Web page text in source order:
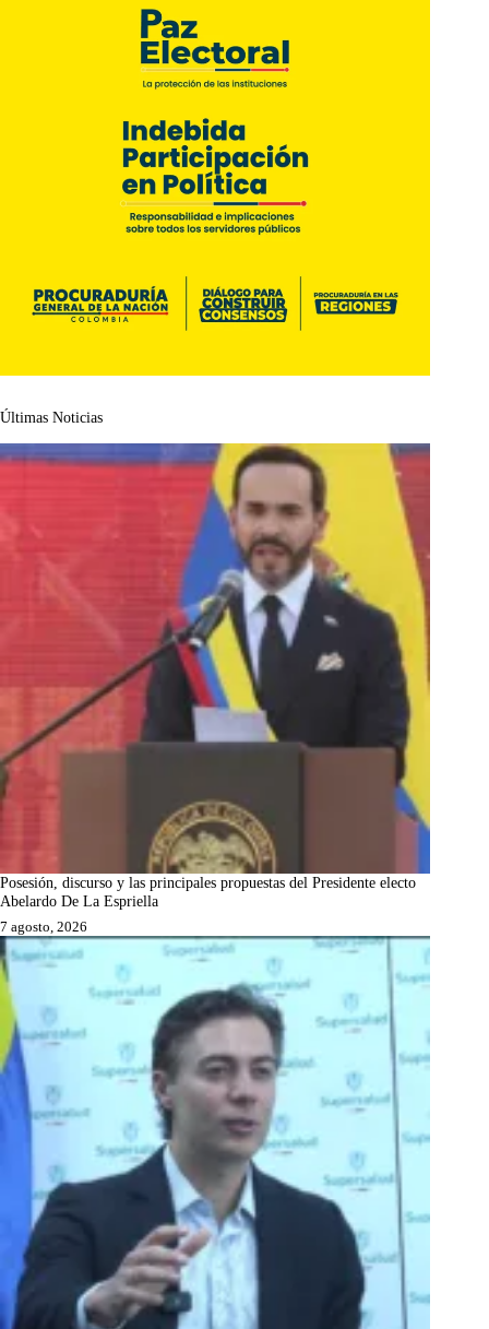
Últimas Noticias
Posesión, discurso y las principales propuestas del Presidente electo
Abelardo De La Espriella
7 agosto, 2026